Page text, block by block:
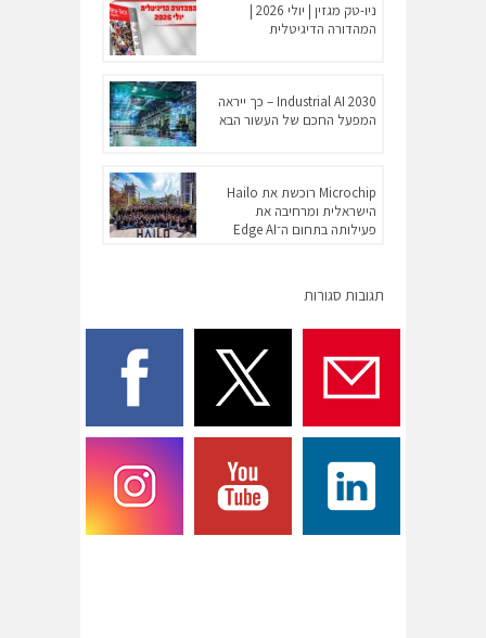
ניו-טק מגזין | יולי 2026 |
המהדורה הדיגיטלית
Industrial AI 2030 – כך ייראה
המפעל החכם של העשור הבא
Microchip רוכשת את Hailo
הישראלית ומרחיבה את
פעילותה בתחום ה־Edge AI
תגובות סגורות